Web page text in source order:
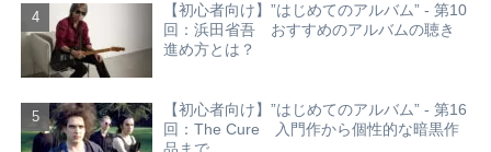
【初心者向け】”はじめてのアルバム” - 第10
回：浜田省吾 おすすめのアルバムの聴き
進め方とは？
【初心者向け】”はじめてのアルバム” - 第16
回：The Cure 入門作から個性的な暗黒作
品まで